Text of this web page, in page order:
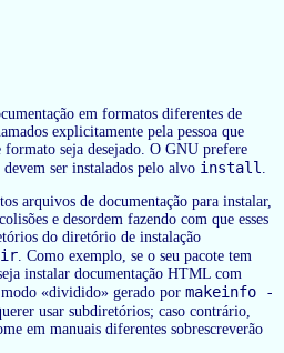
em formatos diferentes de
explicitamente pela pessoa que
formato seja desejado. O GNU prefere
ser instalados pelo alvo install.
arquivos de documentação para instalar,
e desordem fazendo com que esses
do diretório de instalação
. Como exemplo, se o seu pacote tem
instalar documentação HTML com
«dividido» gerado por makeinfo -
usar subdiretórios; caso contrário,
em manuais diferentes sobrescreverão